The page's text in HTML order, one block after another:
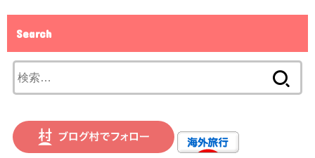
Search
索: